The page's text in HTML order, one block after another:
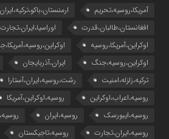
آمریکا،روسیه،تحریم
ارمنستان،باکو،ترکیه،ایران
افغانستان،طالبان،قدرت
اوراسیا،ایران،تجارت
اوکراین،آمریکا،روسیه
اوکراین،روسیه،جنگ
ایران،آذربایجان
ترکیه،زلزله،امنیت
رشت،روسیه،ایران،آستارا
روسیه،اعراب،اوکراین
روسیه،اوکراین،آمریکا
روسیه،ایبورسک
روسیه،ایران
روسیه،ایران،تجارت
روسیه،تاجیکستان